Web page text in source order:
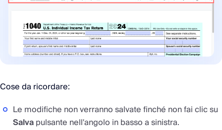
Cose da ricordare:
Le modifiche non verranno salvate finché non fai clic su
Salvapulsante nell'angolo in basso a sinistra.